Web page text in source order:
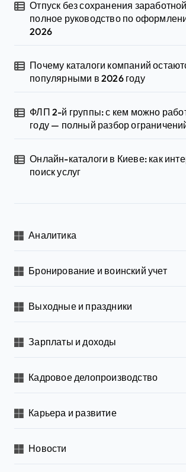
Отпуск без сохранения
полное руководство по
2026
Почему каталоги компаний
популярными в 2026 году
ФЛП 2-й группы: с кем можно
году — полный разбор
Онлайн-каталоги в Киеве: как
поиск услуг
Аналитика
Бронирование и воинский учет
Выходные и праздники
Зарплаты и доходы
Кадровое делопроизводство
Карьера и развитие
Новости